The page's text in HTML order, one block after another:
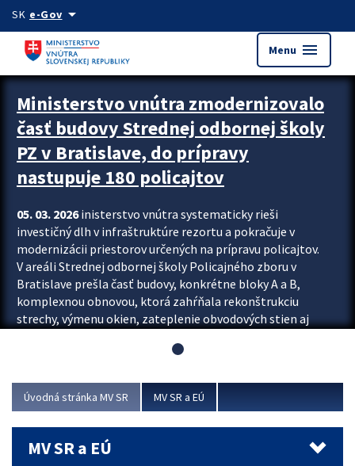
Preskocit na hlavný obsah
SK e-Govarrow_drop_down
Menu menu
Ministerstvo vnútra zmodernizovalo
časť budovy Strednej odbornej školy
PZ v Bratislave, do prípravy
nastupuje 180 policajtov
05. 03. 2026inisterstvo vnútra systematicky rieši
investičný dlh v infraštruktúre rezortu a pokračuje v
modernizácii priestorov určených na prípravu policajtov.
V areáli Strednej odbornej školy Policajného zboru v
Bratislave prešla časť budovy, konkrétne bloky A a B,
komplexnou obnovou, ktorá zahŕňala rekonštrukciu
strechy, výmenu okien, zateplenie obvodových stien aj
aj interiéru, kde vznikli nové učebne a moderné
Viac
Úvodná stránka MV SR MV SR a EÚ
MV SR a EÚ